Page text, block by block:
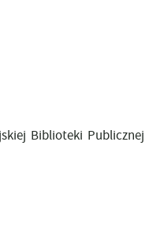
Biblioteki Publicznej